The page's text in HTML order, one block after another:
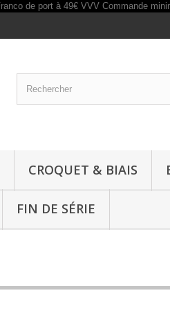
CROQUET & BIAIS
FIN DE SÉRIE